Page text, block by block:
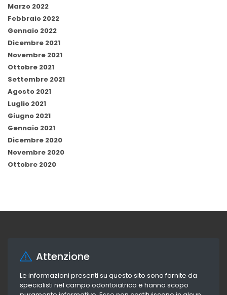
Marzo 2022
Febbraio 2022
Gennaio 2022
Dicembre 2021
Novembre 2021
Ottobre 2021
Settembre 2021
Agosto 2021
Luglio 2021
Giugno 2021
Gennaio 2021
Dicembre 2020
Novembre 2020
Ottobre 2020
Attenzione
Le informazioni presenti su questo sito sono fornite da
specialisti nel campo odontoiatrico e hanno scopo